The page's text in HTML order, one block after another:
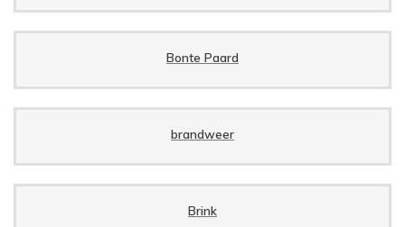
Bonte Paard
brandweer
Brink